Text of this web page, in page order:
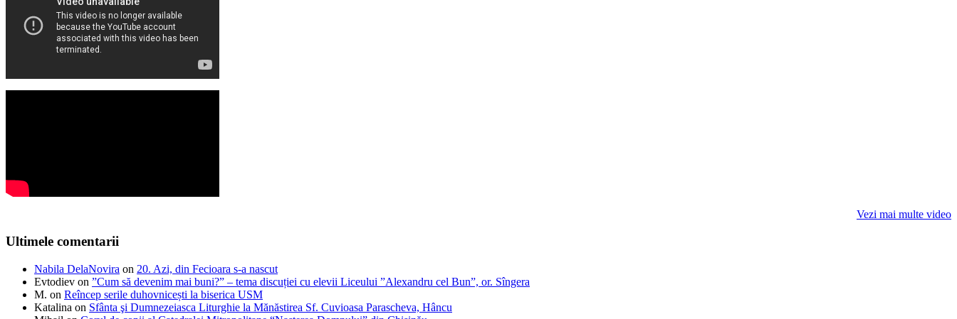
Vezi mai multe video
Ultimele comentarii
Nabila DelaNovira on 20. Azi, din Fecioara s-a nascut
Evtodiev on ”Cum să devenim mai buni?” – tema discuției cu elevii Liceului ”Alexandru cel Bun”, or. Sîngera
M. on Reîncep serile duhovnicești la biserica USM
Katalina on Sfânta şi Dumnezeiasca Liturghie la Mănăstirea Sf. Cuvioasa Parascheva, Hâncu